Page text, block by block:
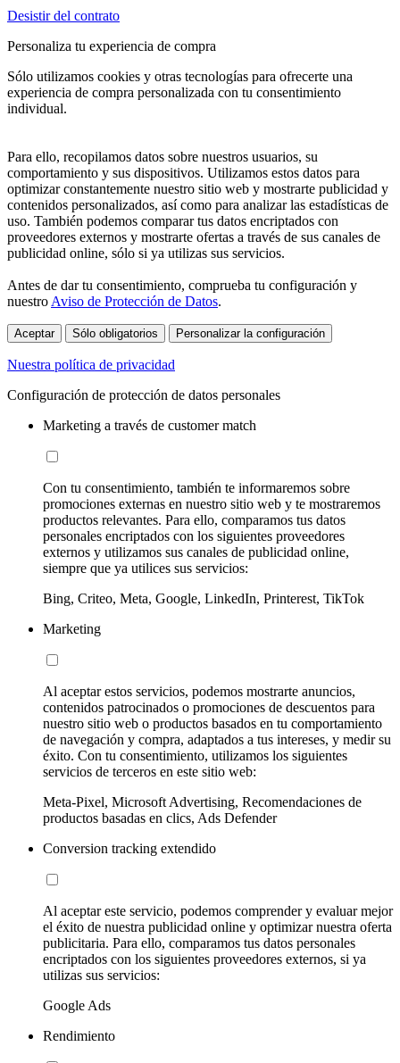
Desistir del contrato
Personaliza tu experiencia de compra
Sólo utilizamos cookies y otras tecnologías para ofrecerte una
experiencia de compra personalizada con tu consentimiento
individual.
Para ello, recopilamos datos sobre nuestros usuarios, su
comportamiento y sus dispositivos. Utilizamos estos datos para
optimizar constantemente nuestro sitio web y mostrarte publicidad y
contenidos personalizados, así como para analizar las estadísticas de
uso. También podemos comparar tus datos encriptados con
proveedores externos y mostrarte ofertas a través de sus canales de
publicidad online, sólo si ya utilizas sus servicios.
Antes de dar tu consentimiento, comprueba tu configuración y
nuestro Aviso de Protección de Datos.
Aceptar Sólo obligatorios Personalizar la configuración
Nuestra política de privacidad
Configuración de protección de datos personales
Marketing a través de customer match
Con tu consentimiento, también te informaremos sobre
promociones externas en nuestro sitio web y te mostraremos
productos relevantes. Para ello, comparamos tus datos
personales encriptados con los siguientes proveedores
externos y utilizamos sus canales de publicidad online,
siempre que ya utilices sus servicios:
Bing, Criteo, Meta, Google, LinkedIn, Printerest, TikTok
Marketing
Al aceptar estos servicios, podemos mostrarte anuncios,
contenidos patrocinados o promociones de descuentos para
nuestro sitio web o productos basados en tu comportamiento
de navegación y compra, adaptados a tus intereses, y medir su
éxito. Con tu consentimiento, utilizamos los siguientes
servicios de terceros en este sitio web:
Meta-Pixel, Microsoft Advertising, Recomendaciones de
productos basadas en clics, Ads Defender
Conversion tracking extendido
Al aceptar este servicio, podemos comprender y evaluar mejor
el éxito de nuestra publicidad online y optimizar nuestra oferta
publicitaria. Para ello, comparamos tus datos personales
encriptados con los siguientes proveedores externos, si ya
utilizas sus servicios:
Google Ads
Rendimiento